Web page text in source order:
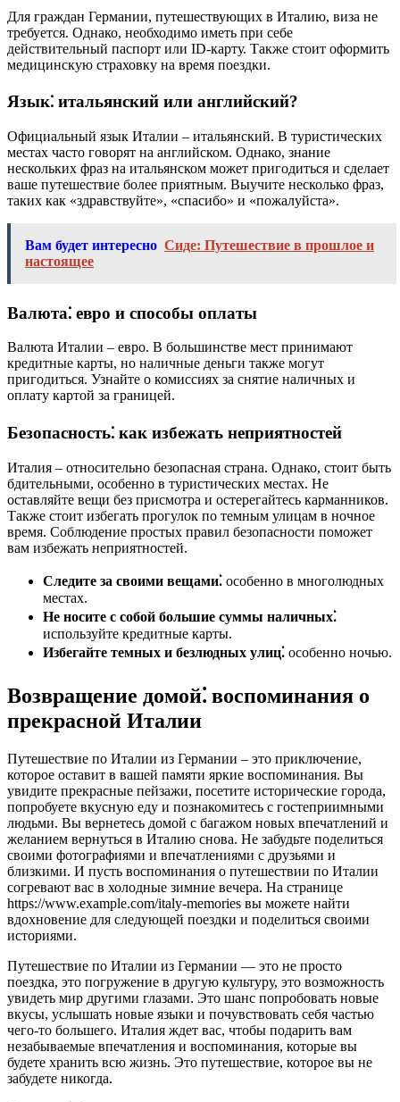
Для граждан Германии, путешествующих в Италию, виза не
требуется. Однако, необходимо иметь при себе
действительный паспорт или ID-карту. Также стоит оформить
медицинскую страховку на время поездки.
Язык⁚ итальянский или английский?
Официальный язык Италии – итальянский. В туристических
местах часто говорят на английском. Однако, знание
нескольких фраз на итальянском может пригодиться и сделает
ваше путешествие более приятным. Выучите несколько фраз,
таких как «здравствуйте», «спасибо» и «пожалуйста».
Вам будет интересно Сиде: Путешествие в прошлое и
настоящее
Валюта⁚ евро и способы оплаты
Валюта Италии – евро. В большинстве мест принимают
кредитные карты, но наличные деньги также могут
пригодиться. Узнайте о комиссиях за снятие наличных и
оплату картой за границей.
Безопасность⁚ как избежать неприятностей
Италия – относительно безопасная страна. Однако, стоит быть
бдительными, особенно в туристических местах. Не
оставляйте вещи без присмотра и остерегайтесь карманников.
Также стоит избегать прогулок по темным улицам в ночное
время. Соблюдение простых правил безопасности поможет
вам избежать неприятностей.
Следите за своими вещами⁚ особенно в многолюдных
местах.
Не носите с собой большие суммы наличных⁚
используйте кредитные карты.
Избегайте темных и безлюдных улиц⁚ особенно ночью.
Возвращение домой⁚ воспоминания о
прекрасной Италии
Путешествие по Италии из Германии – это приключение,
которое оставит в вашей памяти яркие воспоминания. Вы
увидите прекрасные пейзажи, посетите исторические города,
попробуете вкусную еду и познакомитесь с гостеприимными
людьми. Вы вернетесь домой с багажом новых впечатлений и
желанием вернуться в Италию снова. Не забудьте поделиться
своими фотографиями и впечатлениями с друзьями и
близкими. И пусть воспоминания о путешествии по Италии
согревают вас в холодные зимние вечера. На странице
https://www.example.com/italy-memories вы можете найти
вдохновение для следующей поездки и поделиться своими
историями.
Путешествие по Италии из Германии — это не просто
поездка, это погружение в другую культуру, это возможность
увидеть мир другими глазами. Это шанс попробовать новые
вкусы, услышать новые языки и почувствовать себя частью
чего-то большего. Италия ждет вас, чтобы подарить вам
незабываемые впечатления и воспоминания, которые вы
будете хранить всю жизнь. Это путешествие, которое вы не
забудете никогда.